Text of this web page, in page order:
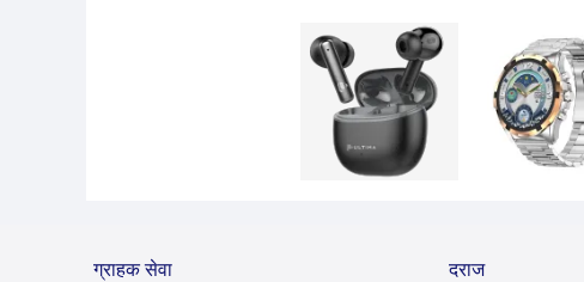
ग्राहक सेवा दराज